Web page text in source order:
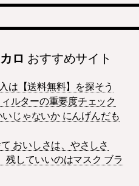
ロ おすすめサイト
は【送料無料】を探そう
ルターの重要度チェック
じゃないか にんげんだも
おいしさは、やさしさ
残していいのはマスク ブラ